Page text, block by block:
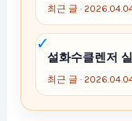
최근 글 ·
설화수클렌저
최근 글 ·